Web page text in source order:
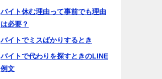
バイト休む理由って事前でも理由
は必要？
バイトでミスばかりするとき
バイトで代わりを探すときのLINE
例文